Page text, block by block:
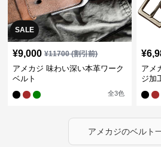
SALE
¥9,000 ¥11700(割引前)
アメカジ 味わい深い本革ワーク
ベルト
全3色
¥
アメ
ジ加
アメカジのベルト